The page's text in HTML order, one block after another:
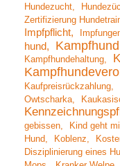
Hundezucht
Zertifizierung
Impfpflicht
hund
Kampfhund
Kampfhundehaltung
Kaufpreisrückzahlung
Owtscharka
gebissen
Kind geht
Hund
Koblenz
Disziplinierung eines